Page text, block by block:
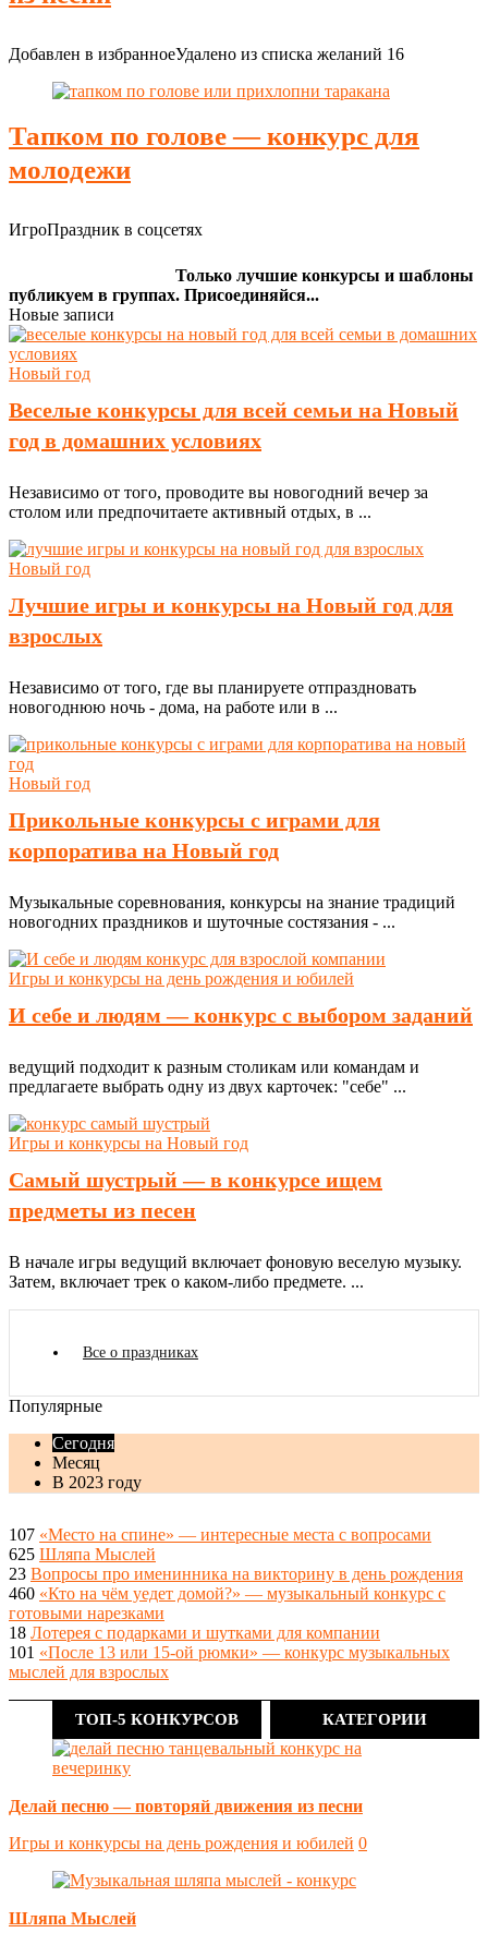
Добавлен в избранноеУдалено из списка желаний 16
Тапком по голове — конкурс для
молодежи
ИгроПраздник в соцсетях
Только лучшие конкурсы и шаблоны
публикуем в группах. Присоединяйся...
Новые записи
Новый год
Веселые конкурсы для всей семьи на Новый
год в домашних условиях
Независимо от того, проводите вы новогодний вечер за
столом или предпочитаете активный отдых, в ...
Новый год
Лучшие игры и конкурсы на Новый год для
взрослых
Независимо от того, где вы планируете отпраздновать
новогоднюю ночь - дома, на работе или в ...
Новый год
Прикольные конкурсы с играми для
корпоратива на Новый год
Музыкальные соревнования, конкурсы на знание традиций
новогодних праздников и шуточные состязания - ...
Игры и конкурсы на день рождения и юбилей
И себе и людям — конкурс с выбором заданий
ведущий подходит к разным столикам или командам и
предлагаете выбрать одну из двух карточек: "себе" ...
Игры и конкурсы на Новый год
Самый шустрый — в конкурсе ищем
предметы из песен
В начале игры ведущий включает фоновую веселую музыку.
Затем, включает трек о каком-либо предмете. ...
Все о праздниках
Популярные
Сегодня
Месяц
В 2023 году
107 «Место на спине» — интересные места с вопросами
625 Шляпа Мыслей
23 Вопросы про именинника на викторину в день рождения
460 «Кто на чём уедет домой?» — музыкальный конкурс с
готовыми нарезками
18 Лотерея с подарками и шутками для компании
101 «После 13 или 15-ой рюмки» — конкурс музыкальных
мыслей для взрослых
ТОП-5 КОНКУРСОВ КАТЕГОРИИ
Делай песню — повторяй движения из песни
Игры и конкурсы на день рождения и юбилей 0
Шляпа Мыслей